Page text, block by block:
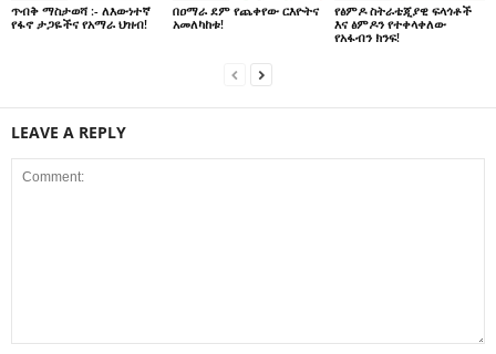
ጥብቅ ማስታወሻ :- ለእውነተኛ
የፋኖ ታጋዬችና የአማራ ህዝብ!
በዐማራ ደም የጨቀየው ርእዮትና
አመለካከቱ!
የፅምዶ ስትራቴጂያዊ ፍላጎቶች
እና ፅምዶን የተቀላቀለው
የአፋብን ክንፍ!
LEAVE A REPLY